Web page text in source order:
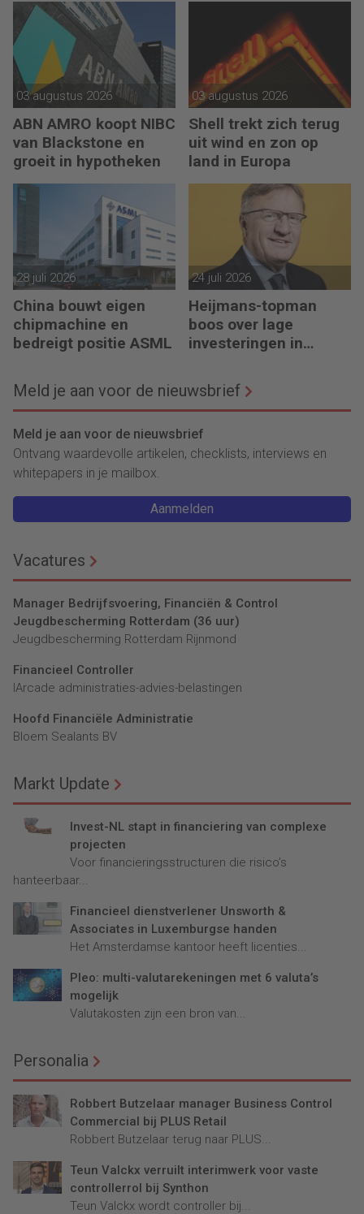
03 augustus 2026
ABN AMRO koopt NIBC
van Blackstone en
groeit in hypotheken
03 augustus 2026
Shell trekt zich terug
uit wind en zon op
land in Europa
28 juli 2026
China bouwt eigen
chipmachine en
bedreigt positie ASML
24 juli 2026
Heijmans-topman
boos over lage
investeringen in
Meld je aan voor de nieuwsbrief
Meld je aan voor de nieuwsbrief
Ontvang waardevolle artikelen, checklists, interviews en
whitepapers in je mailbox.
Aanmelden
Vacatures
Manager Bedrijfsvoering, Financiën & Control
Jeugdbescherming Rotterdam (36 uur)
Jeugdbescherming Rotterdam Rijnmond
Financieel Controller
lArcade administraties-advies-belastingen
Hoofd Financiële Administratie
Bloem Sealants BV
Markt Update
Invest-NL stapt in financiering van complexe
projecten
Voor financieringsstructuren die risico’s
hanteerbaar...
Financieel dienstverlener Unsworth &
Associates in Luxemburgse handen
Het Amsterdamse kantoor heeft licenties...
Pleo: multi-valutarekeningen met 6 valuta’s
mogelijk
Valutakosten zijn een bron van...
Personalia
Robbert Butzelaar manager Business Control
Commercial bij PLUS Retail
Robbert Butzelaar terug naar PLUS...
Teun Valckx verruilt interimwerk voor vaste
controllerrol bij Synthon
Teun Valckx wordt controller bij...